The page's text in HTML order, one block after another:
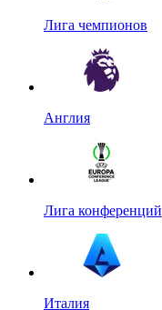
Лига чемпионов
Англия
Лига конференций
Италия